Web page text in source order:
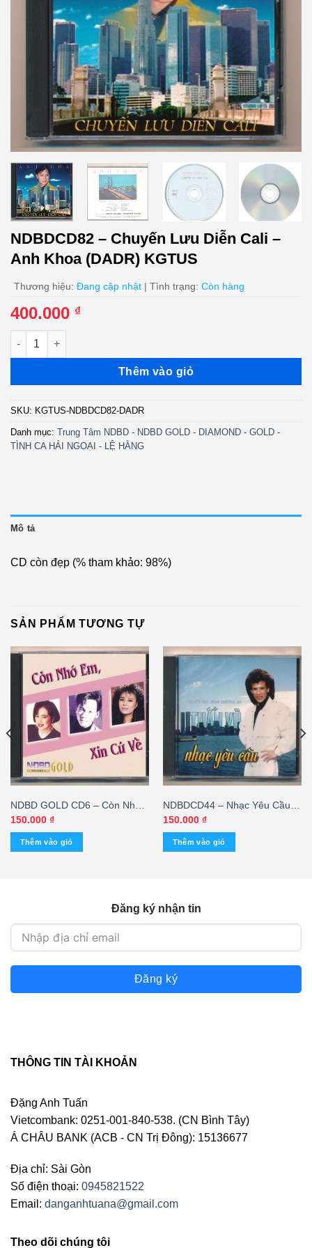
NDBDCD82 – Chuyến Lưu Diễn Cali –
Anh Khoa (DADR) KGTUS
Thương hiệu: Đang cập nhật | Tình trạng: Còn hàng
400.000 ₫
NDBDCD82 - Chuyến Lưu Diễn Cali - Anh Khoa (DADR)
Thêm vào giỏ
SKU: KGTUS-NDBDCD82-DADR
Danh mục: Trung Tâm NDBD - NDBD GOLD - DIAMOND - GOLD -
TÌNH CA HẢI NGOẠI - LỆ HẰNG
Mô tả
CD còn đẹp (% tham khảo: 98%)
SẢN PHẨM TƯƠNG TỰ
NDBD GOLD CD6 – Còn Nhớ
Em Xin Cứ Về – Don Hồ –
Ngọc Lan – Ý Lan
150.000 ₫
Thêm vào giỏ
NDBDCD44 – Nhạc Yêu Cầu –
Tuấn Vũ
150.000 ₫
Thêm vào giỏ
Đăng ký nhận tin
Đăng ký
THÔNG TIN TÀI KHOẢN
Đặng Anh Tuấn
Vietcombank: 0251-001-840-538. (CN Bình Tây)
Á CHÂU BANK (ACB - CN Trị Đông): 15136677
Địa chỉ: Sài Gòn
Số điện thoại: 0945821522
Email: danganhtuana@gmail.com
Theo dõi chúng tôi